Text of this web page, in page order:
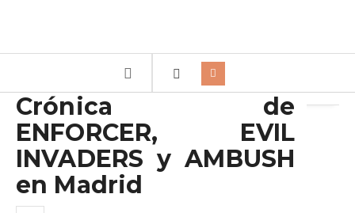
Crónica de
ENFORCER, EVIL
INVADERS y AMBUSH
en Madrid